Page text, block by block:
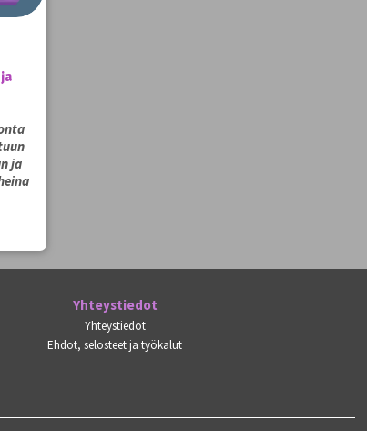
ja
Yhteystiedot
Yhteystiedot
Ehdot, selosteet ja työkalut